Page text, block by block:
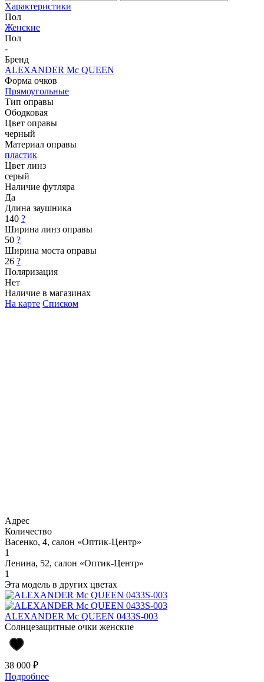
Характеристики
Пол
Женские
Пол
-
Бренд
ALEXANDER Mc QUEEN
Форма очков
Прямоугольные
Тип оправы
Ободковая
Цвет оправы
черный
Материал оправы
пластик
Цвет линз
серый
Наличие футляра
Да
Длина заушника
140 ?
Ширина линз оправы
50 ?
Ширина моста оправы
26 ?
Поляризация
Нет
Наличие в магазинах
На карте Списком
Адрес
Количество
Васенко, 4, салон «Оптик-Центр»
1
Ленина, 52, салон «Оптик-Центр»
1
Эта модель в других цветах
ALEXANDER Mc QUEEN 0433S-003
Солнцезащитные очки женские
38 000 ₽
Подробнее